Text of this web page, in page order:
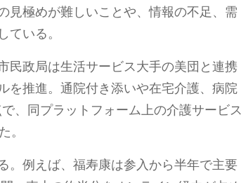
見極めが難しいことや、情報の不足、需
いる。
民政局は生活サービス大手の美団と連携
を推進。通院付き添いや在宅介護、病院
、同プラットフォーム上の介護サービ
。
。例えば、福寿康は参入から半年で主要